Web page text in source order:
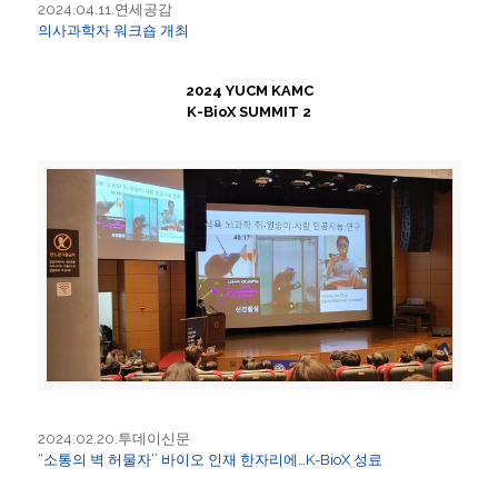
2024.04.11.연세공감
의사과학자 워크숍 개최
2024 YUCM KAMC
K-BioX SUMMIT 2
2024.02.20.투데이신문
“소통의 벽 허물자‘’ 바이오 인재 한자리에…K-BioX 성료